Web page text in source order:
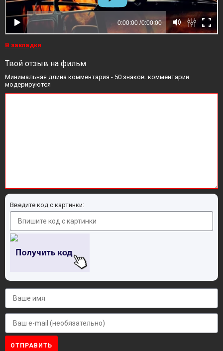
В закладки
Твой отзыв на фильм
Минимальная длина комментария - 50 знаков. комментарии
модерируются
Введите код с картинки:
ОТПРАВИТЬ